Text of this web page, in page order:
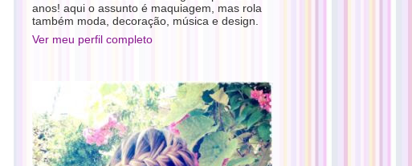
anos! aqui o assunto é maquiagem, mas rola
também moda, decoração, música e design.
Ver meu perfil completo